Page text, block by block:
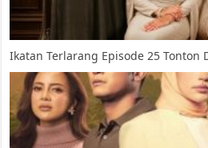
Ikatan Terlarang Episode 25 Tonton